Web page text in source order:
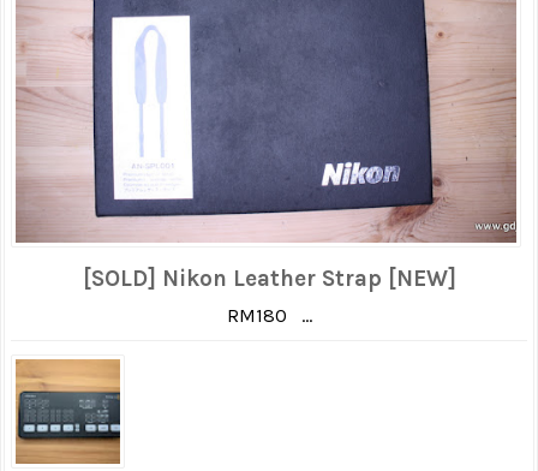
[SOLD] Nikon Leather Strap [NEW]
RM180 ...